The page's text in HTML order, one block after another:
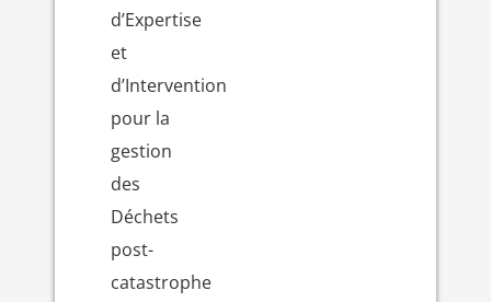
d’Expertise
et
d’Intervention
pour la
gestion
des
Déchets
post-
catastrophe